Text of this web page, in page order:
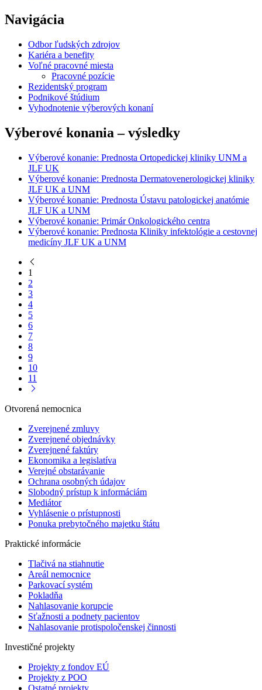
Navigácia
Odbor ľudských zdrojov
Kariéra a benefity
Voľné pracovné miesta
Pracovné pozície
Rezidentský program
Podnikové štúdium
Vyhodnotenie výberových konaní
Výberové konania – výsledky
Výberové konanie: Prednosta Ortopedickej kliniky UNM a
JLF UK
Výberové konanie: Prednosta Dermatovenerologickej kliniky
JLF UK a UNM
Výberové konanie: Prednosta Ústavu patologickej anatómie
JLF UK a UNM
Výberové konanie: Primár Onkologického centra
Výberové konanie: Prednosta Kliniky infektológie a cestovnej
medicíny JLF UK a UNM
1
2
3
4
5
6
7
8
9
10
11
Otvorená nemocnica
Zverejnené zmluvy
Zverejnené objednávky
Zverejnené faktúry
Ekonomika a legislatíva
Verejné obstarávanie
Ochrana osobných údajov
Slobodný prístup k informáciám
Mediátor
Vyhlásenie o prístupnosti
Ponuka prebytočného majetku štátu
Praktické informácie
Tlačivá na stiahnutie
Areál nemocnice
Parkovací systém
Pokladňa
Nahlasovanie korupcie
Sťažnosti a podnety pacientov
Nahlasovanie protispoločenskej činnosti
Investičné projekty
Projekty z fondov EÚ
Projekty z POO
Ostatné projekty